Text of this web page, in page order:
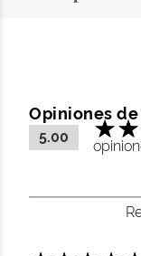
Opiniones
5.00